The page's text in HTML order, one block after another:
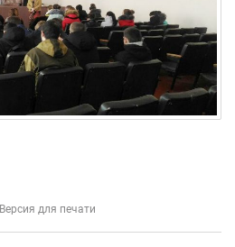
Версия для печати